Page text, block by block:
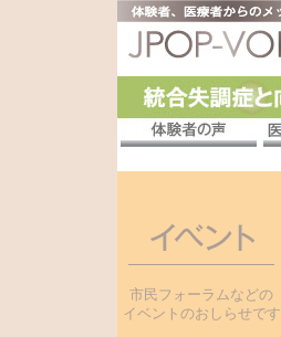
市民フォーラムなどの
イベントのおしらせです